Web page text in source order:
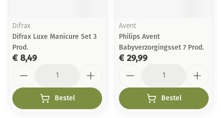
Difrax
Difrax Luxe Manicure Set 3
Prod.
€ 8,49
Bestel
Avent
Philips Avent
Babyverzorgingsset 7 Prod.
€ 29,99
Bestel